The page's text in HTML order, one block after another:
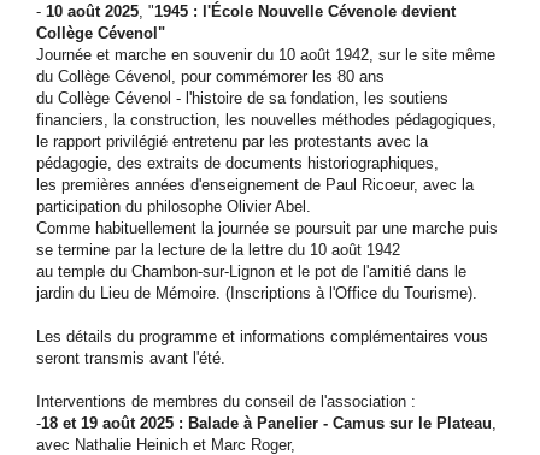
- 10 août 2025 , "1945 : l'École Nouvelle Cévenole devient
Collège Cévenol"
Journée et marche en souvenir du 10 août 1942, sur le site même
du Collège Cévenol, pour commémorer les 80 ans
du Collège Cévenol - l'histoire de sa fondation, les soutiens
financiers, la construction, les nouvelles méthodes pédagogiques,
le rapport privilégié entretenu par les protestants avec la
pédagogie, des extraits de documents historiographiques,
les premières années d'enseignement de Paul Ricoeur, avec la
participation du philosophe Olivier Abel.
Comme habituellement la journée se poursuit par une marche puis
se termine par la lecture de la lettre du 10 août 1942
au temple du Chambon-sur-Lignon et le pot de l'amitié dans le
jardin du Lieu de Mémoire. (Inscriptions à l'Office du Tourisme).
Les détails du programme et informations complémentaires vous
seront transmis avant l'été.
Interventions de membres du conseil de l'association :
-18 et 19 août 2025 : Balade à Panelier - Camus sur le Plateau
avec Nathalie Heinich et Marc Roger,